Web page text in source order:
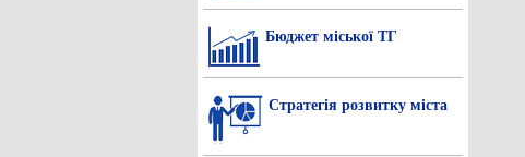
Бюджет міської ТГ
Стратегія розвитку міста